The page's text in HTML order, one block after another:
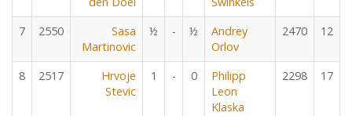
7 2550
Sasa
Martinovic
½ - ½
Andrey
Orlov
2470 12
8 2517
Hrvoje
Stevic
1 - 0
Philipp
Leon
Klaska
2298 17